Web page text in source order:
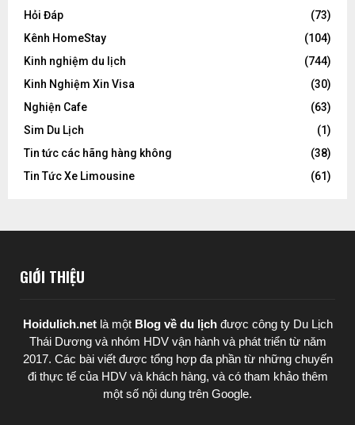
Hỏi Đáp
(73)
Kênh HomeStay
(104)
Kinh nghiệm du lịch
(744)
Kinh Nghiệm Xin Visa
(30)
Nghiện Cafe
(63)
Sim Du Lịch
(1)
Tin tức các hãng hàng không
(38)
Tin Tức Xe Limousine
(61)
GIỚI THIỆU
Hoidulich.net là một Blog về du lịchđược công ty Du Lịch
Thái Dươngvà nhóm HDV vận hành và phát triển từ năm
2017. Các bài viết được tổng hợp đa phần từ những chuyến
đi thực tế của HDV và khách hàng, và có tham khảo thêm
một số nội dung trên Google.